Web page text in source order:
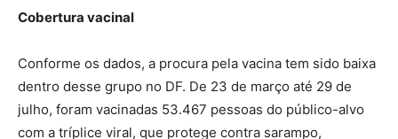
Cobertura vacinal
Conforme os dados, a procura pela vacina tem sido baixa
dentro desse grupo no DF. De 23 de março até 29 de
julho, foram vacinadas 53.467 pessoas do público-alvo
com a tríplice viral, que protege contra sarampo,